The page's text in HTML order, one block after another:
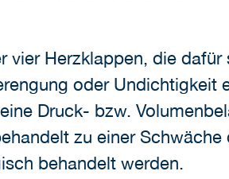
vier Herzklappen, die
oder Undichtigkeit
Druck- bzw.
zu einer
behandelt werden.